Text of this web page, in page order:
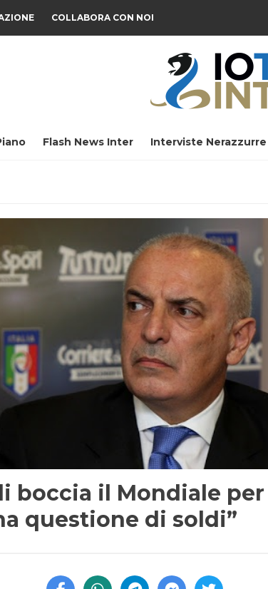
COLLABORA CON NOI
Flash News Inter Interviste Nerazzurre
boccia il Mondiale per
questione di soldi”